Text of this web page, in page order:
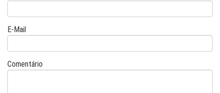
E-Mail
Comentário